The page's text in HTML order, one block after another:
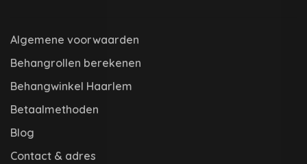
Algemene voorwaarden
Behangrollen berekenen
Behangwinkel Haarlem
Betaalmethoden
Blog
Contact & adres